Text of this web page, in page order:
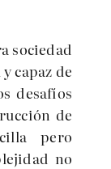
sociedad
capaz de
desafíos
de
pero
no